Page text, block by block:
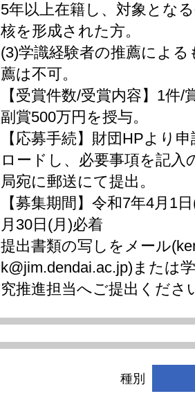
5年以上在籍し、対象とな
核を形成された方。
(3)学識経験者の推薦によ
薦は不可。
【受賞件数/受賞内容】1件/
副賞500万円を授与。
【応募手続】財団HPより
ロードし、必要事項を記入
局宛に郵送にて提出。
【募集期間】令和7年4月1
月30日(月)必着
提出書類の写しをメール
k@jim.dendai.ac.jp)または
究推進担当へご提出くださ
種別